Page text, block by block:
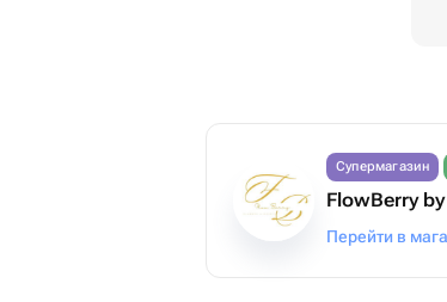
Супермагазин
FlowBerry by
Перейти в